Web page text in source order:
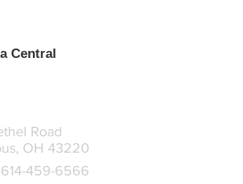
Central
Road
OH 43220
459-6566